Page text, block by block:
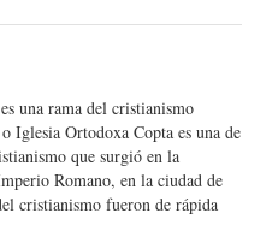
una rama del cristianismo
Iglesia Ortodoxa Copta es una de
que surgió en la
Romano, en la ciudad de
cristianismo fueron de rápida